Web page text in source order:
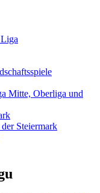
Mitte, Oberliga und
Steiermark